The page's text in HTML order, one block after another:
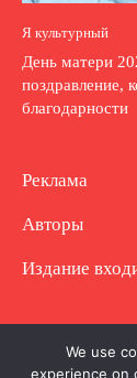
Я культурный
День матери
поздравление,
благодарности
Реклама
Авторы
Издание
Copyright ©
We use
experience on